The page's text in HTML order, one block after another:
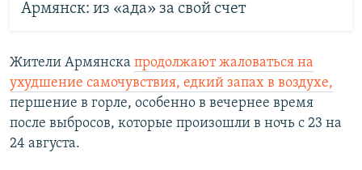
Армянск: из «ада» за свой счет
Жители Армянска продолжают жаловаться на
ухудшение самочувствия, едкий запах в воздухе,
першение в горле, особенно в вечернее время
после выбросов, которые произошли в ночь с 23 на
24 августа.